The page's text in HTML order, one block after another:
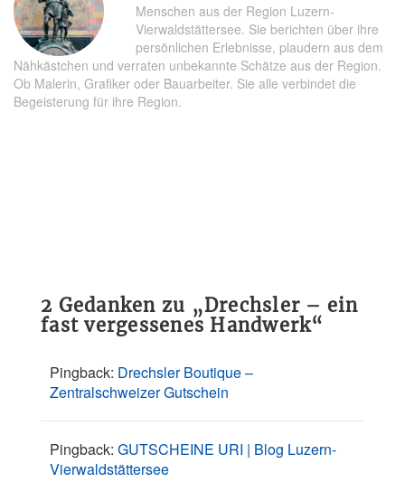
Menschen aus der Region Luzern-
Vierwaldstättersee. Sie berichten über ihre
persönlichen Erlebnisse, plaudern aus dem
Nähkästchen und verraten unbekannte Schätze aus der Region.
Ob Malerin, Grafiker oder Bauarbeiter. Sie alle verbindet die
Begeisterung für ihre Region.
2 Gedanken zu „Drechsler – ein
fast vergessenes Handwerk“
Pingback: Drechsler Boutique –
Zentralschweizer Gutschein
Pingback: GUTSCHEINE URI | Blog Luzern-
Vierwaldstättersee